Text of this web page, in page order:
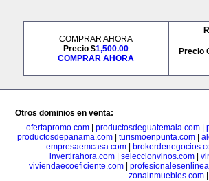
COMPRAR AHORA
Precio $1,500.00
COMPRAR AHORA
Precio
Otros dominios en venta:
ofertapromo.com
productosdeguatemala.com
productosdepanama.com
turismoenpunta.com
empresaemcasa.com
invertirahora.com| seleccionvinos.com|
viviendaecoeficiente.com|
zonainmuebles.com